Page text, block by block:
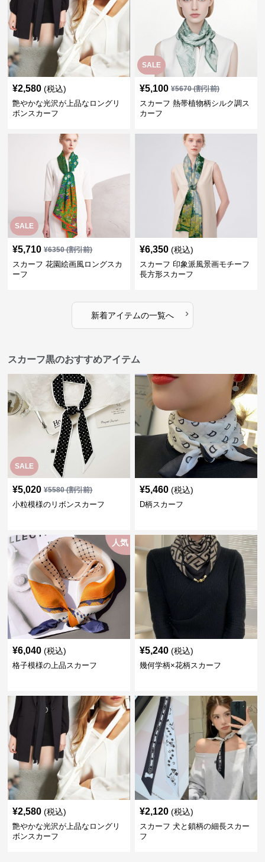
¥2,580 (税込)
艶やかな光沢が上品なロングリ
ボンスカーフ
SALE
¥5,100 ¥5670(割引前)
スカーフ 熱帯植物柄シルク調ス
カーフ
SALE
¥5,710 ¥6350(割引前)
スカーフ 花園絵画風ロングスカ
ーフ
¥6,350 (税込)
スカーフ 印象派風景画モチーフ
長方形スカーフ
新着アイテムの一覧へ ›
スカーフ黒のおすすめアイテム
SALE
¥5,020 ¥5580(割引前)
小粒模様のリボンスカーフ
¥5,460 (税込)
D柄スカーフ
人気
¥6,040 (税込)
格子模様の上品スカーフ
¥5,240 (税込)
幾何学柄×花柄スカーフ
¥2,580 (税込)
艶やかな光沢が上品なロングリ
ボンスカーフ
¥2,120 (税込)
スカーフ 犬と鎖柄の細長スカー
フ